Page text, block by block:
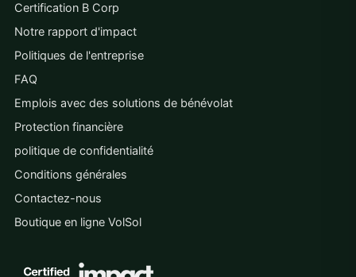
Certification B Corp
Notre rapport d'impact
Politiques de l'entreprise
FAQ
Emplois avec des solutions de bénévolat
Protection financière
politique de confidentialité
Conditions générales
Contactez-nous
Boutique en ligne VolSol